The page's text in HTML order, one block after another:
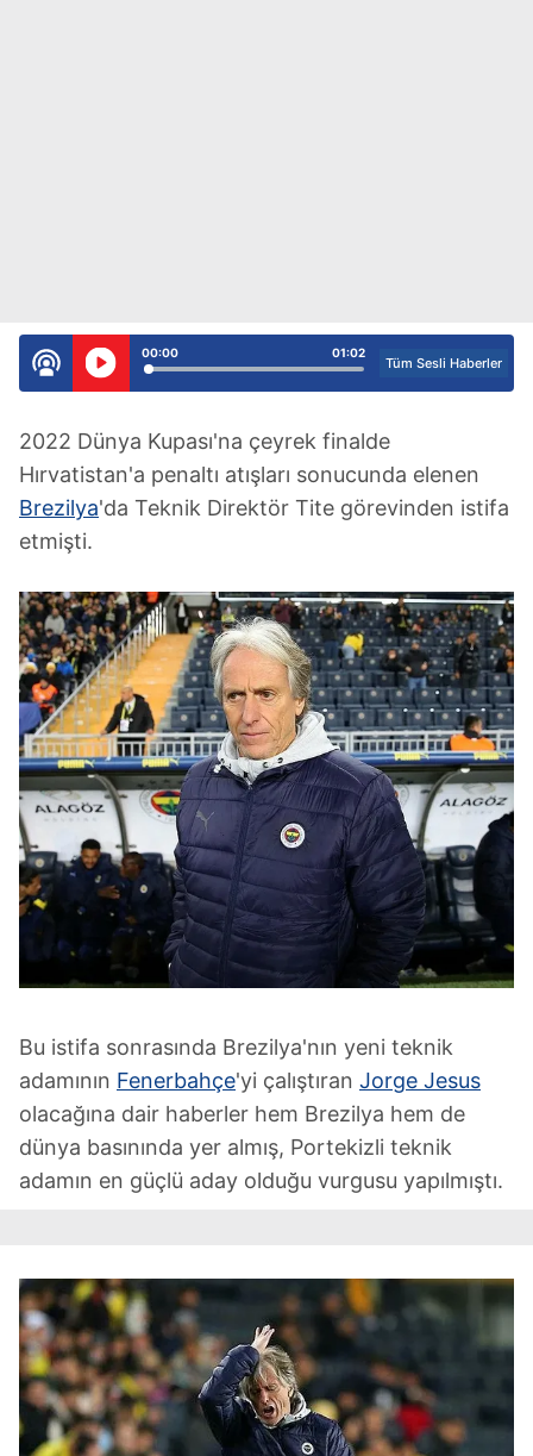
01:02
00:00
Tüm Sesli Haberler
2022 Dünya Kupası'na çeyrek finalde
Hırvatistan'a penaltı atışları sonucunda elenen
Brezilya'da Teknik Direktör Tite görevinden istifa
etmişti.
Bu istifa sonrasında Brezilya'nın yeni teknik
adamının Fenerbahçe'yi çalıştıran Jorge Jesus
olacağına dair haberler hem Brezilya hem de
dünya basınında yer almış, Portekizli teknik
adamın en güçlü aday olduğu vurgusu yapılmıştı.